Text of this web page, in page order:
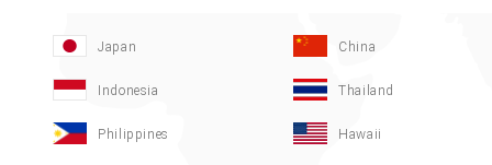
Japan China
Indonesia Thailand
Philippines Hawaii